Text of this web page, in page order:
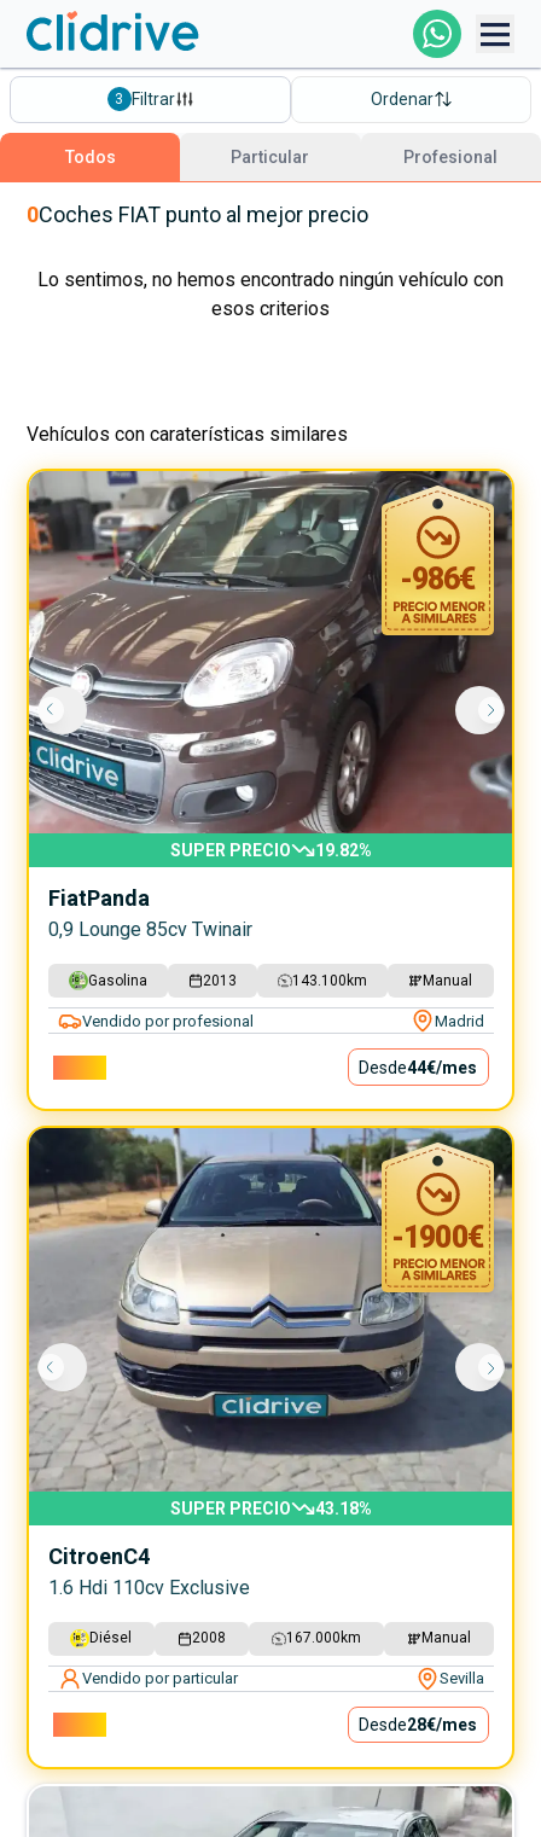
Comprar Coche
Todos Los Coches
Profesional
Particular
Clidrive
3 Filtrar Ordenar
Todos Particular Profesional
0Coches FIAT punto al mejor precio
Lo sentimos, no hemos encontrado ningún vehículo con
esos criterios
Vehículos con caraterísticas similares
-986€
SUPER PRECIO 19.82%
FiatPanda
0,9 Lounge 85cv Twinair
Gasolina 2013 143.100 km Manual
Vendido por profesional Madrid
Desde44€/mes
-1900€
SUPER PRECIO 43.18%
CitroenC4
1.6 Hdi 110cv Exclusive
Diésel 2008 167.000 km Manual
Vendido por particular Sevilla
Desde28€/mes